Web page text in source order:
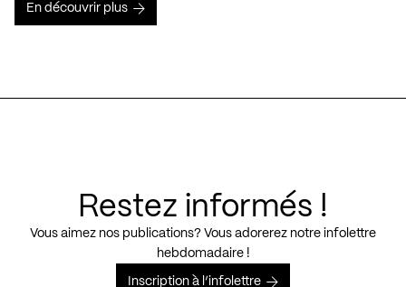
En découvrir plus
Restez informés !
Vous aimez nos publications? Vous adorerez notre infolettre
hebdomadaire !
Inscription à l’infolettre